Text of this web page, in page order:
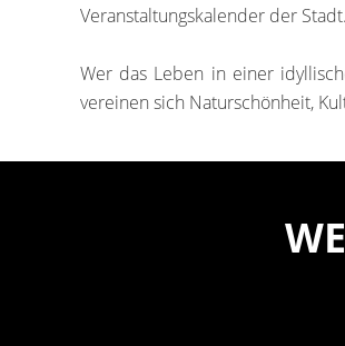
Veranstaltungskalender der Stadt.
Wer das Leben in einer
vereinen sich Naturschönheit,